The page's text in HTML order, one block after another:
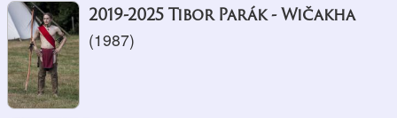
2019-2025 Tibor Parák - Wičakha
(1987)